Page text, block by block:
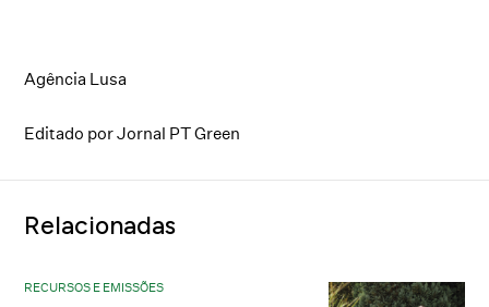
Agência Lusa
Editado por Jornal PT Green
Relacionadas
RECURSOS E EMISSÕES